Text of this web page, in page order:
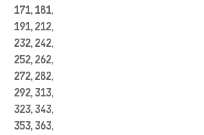
171, 181,
191, 212,
232, 242,
252, 262,
272, 282,
292, 313,
323, 343,
353, 363,